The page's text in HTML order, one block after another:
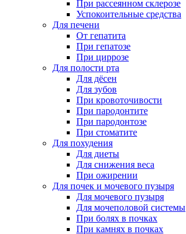
При рассеянном склерозе
Успокоительные средства
Для печени
От гепатита
При гепатозе
При циррозе
Для полости рта
Для дёсен
Для зубов
При кровоточивости
При пародонтите
При пародонтозе
При стоматите
Для похудения
Для диеты
Для снижения веса
При ожирении
Для почек и мочевого пузыря
Для мочевого пузыря
Для мочеполовой системы
При болях в почках
При камнях в почках